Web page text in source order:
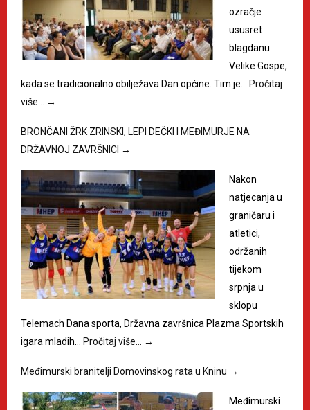
ozračje
ususret
blagdanu
Velike Gospe,
kada se tradicionalno obilježava Dan općine. Tim je…
Pročitaj
više…
→
BRONČANI ŽRK ZRINSKI, LEPI DEČKI I MEĐIMURJE NA
DRŽAVNOJ ZAVRŠNICI →
Nakon
natjecanja u
graničaru i
atletici,
održanih
tijekom
srpnja u
sklopu
Telemach Dana sporta, Državna završnica Plazma Sportskih
igara mladih…
Pročitaj više… →
Međimurski branitelji Domovinskog rata u Kninu →
Međimurski